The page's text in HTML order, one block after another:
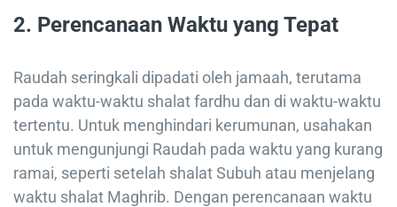
2. Perencanaan Waktu yang Tepat
Raudah seringkali dipadati oleh jamaah, terutama
pada waktu-waktu shalat fardhu dan di waktu-waktu
tertentu. Untuk menghindari kerumunan, usahakan
untuk mengunjungi Raudah pada waktu yang kurang
ramai, seperti setelah shalat Subuh atau menjelang
waktu shalat Maghrib. Dengan perencanaan waktu